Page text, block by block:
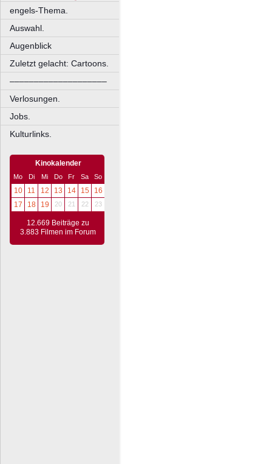
engels-Thema.
Auswahl.
Augenblick
Zuletzt gelacht: Cartoons.
––––––––––––––––––––
Verlosungen.
Jobs.
Kulturlinks.
Kinokalender
Mo Di Mi Do Fr Sa So
10 11 12 13 14 15
16
17
18 19 20 21 22 23
12.669 Beiträge zu
3.883 Filmen im Forum